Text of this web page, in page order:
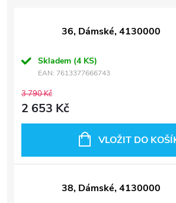
36, Dámské, 4130000
Skladem (4 KS)
EAN: 7613377666743
3 790 Kč
2 653 Kč
VLOŽIT DO
38, Dámské, 4130000